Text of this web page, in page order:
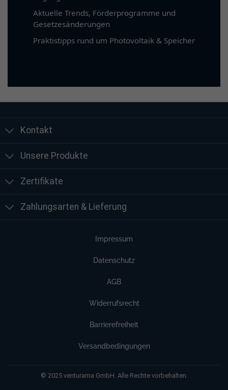
Aktuelle Trends, Förderprogramme und
Gesetzesänderungen
Praktistipps rund um Photovoltaik & Speicher
Kontakt
Unsere Produkte
Zertifikate
Zahlungsarten & Lieferung
Impressum
Datenschutz
AGB
Widerrufsrecht
Barrierefreiheit
Versandbedingungen
© 2025 venturama GmbH. Alle Rechte vorbehalten.